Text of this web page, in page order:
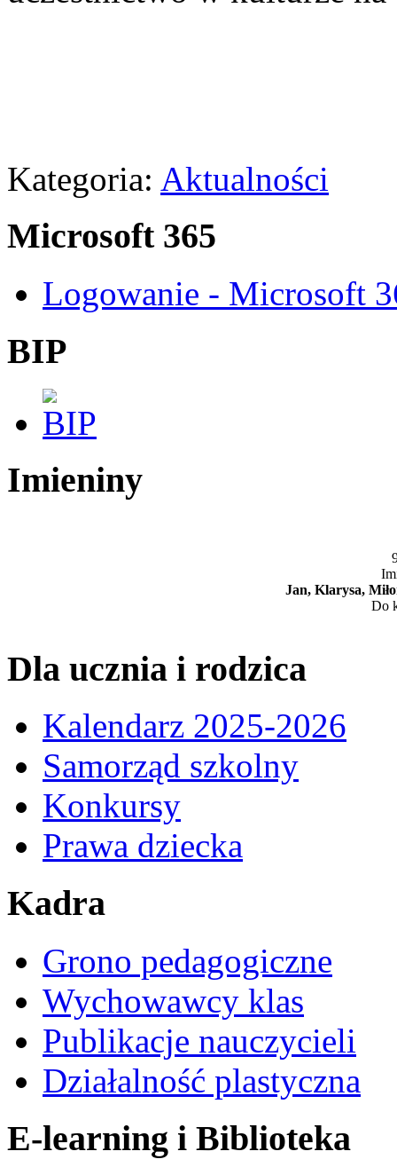
Kategoria: Aktualności
Microsoft 365
Logowanie - Microsoft
BIP
Imieniny
Jan, Klarysa,
Do
Dla ucznia i rodzica
Kalendarz 2025-2026
Samorząd szkolny
Konkursy
Prawa dziecka
Kadra
Grono pedagogiczne
Wychowawcy klas
Publikacje nauczycieli
Działalność plastyczna
E-learning i Biblioteka